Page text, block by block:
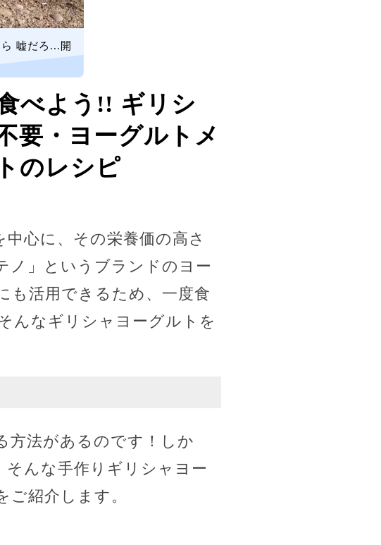
嘘だろ...開
べよう!! ギリシ
要・ヨーグルトメ
のレシピ
心に、その栄養価の高さ
ノ」というブランドのヨー
も活用できるため、一度食
んなギリシャヨーグルトを
方法があるのです！しか
そんな手作りギリシャヨー
紹介します。